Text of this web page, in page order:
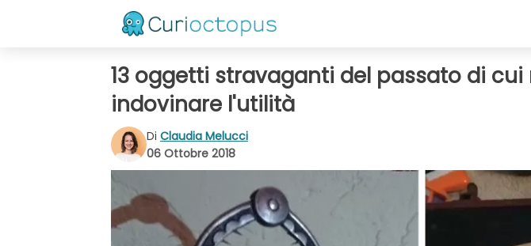
13 oggetti stravaganti del passato di
indovinare l'utilità
Di Claudia Melucci
06 Ottobre 2018